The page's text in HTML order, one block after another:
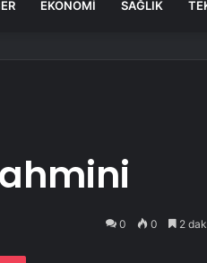
EKONOMI SAĞLIK
0 0 2
Pocket